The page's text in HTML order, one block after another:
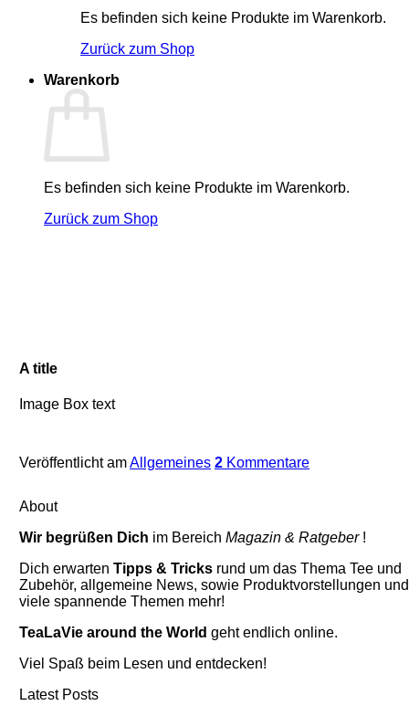
Es befinden sich keine Produkte im Warenkorb.
Zurück zum Shop
Warenkorb
Es befinden sich keine Produkte im Warenkorb.
Zurück zum Shop
A title
Image Box text
Veröffentlicht amAllgemeines 2 Kommentare
About
Wir begrüßen Dich im Bereich Magazin & Ratgeber!
Dich erwarten Tipps & Tricks rund um das Thema Tee und
Zubehör, allgemeine News, sowie Produktvorstellungen und
viele spannende Themen mehr!
TeaLaVie around the World geht endlich online.
Viel Spaß beim Lesen und entdecken!
Latest Posts